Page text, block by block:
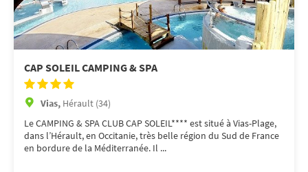
CAP SOLEIL CAMPING & SPA
Vias, Hérault (34)
Le CAMPING & SPA CLUB CAP SOLEIL**** est situé à Vias-Plage,
dans l’Hérault, en Occitanie, très belle région du Sud de France
en bordure de la Méditerranée. Il ...